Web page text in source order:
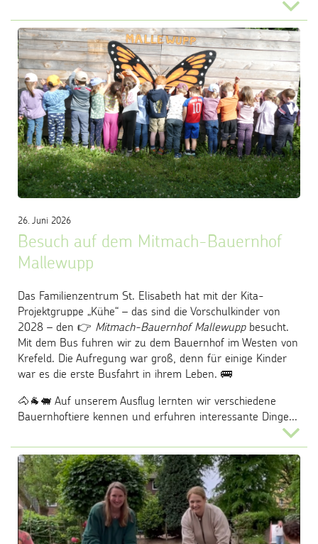
Besuch auf dem Mitmach-Bauernhof
Mallewupp
26. Juni 2026
Das Familienzentrum St. Elisabeth hat mit der Kita-
Projektgruppe „Kühe“ – das sind die Vorschulkinder von
2028 – den 👉 Mitmach-Bauernhof Mallewuppbesucht.
Mit dem Bus fuhren wir zu dem Bauernhof im Westen von
Krefeld. Die Aufregung war groß, denn für einige Kinder
war es die erste Busfahrt in ihrem Leben. 🚌
🐴🐐🐖 Auf unserem Ausflug lernten wir verschiedene
Bauernhoftiere kennen und erfuhren interessante Dinge...